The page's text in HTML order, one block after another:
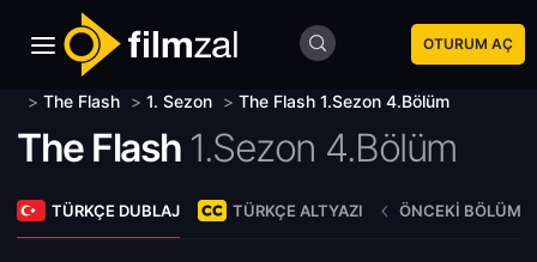
OTURUM AÇ
> The Flash > 1. Sezon > The Flash 1.Sezon 4.Bölüm
The Flash 1.Sezon 4.Bölüm
TÜRKÇE DUBLAJ TÜRKÇE ALTYAZI ÖNCEKI BÖLÜM